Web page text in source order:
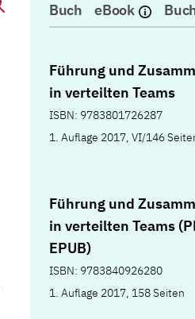
Buch eBook
Führung und
in verteilten Teams
ISBN: 9783801726287
1. Auflage 2017, VI/146
Führung und
in verteilten Teams
EPUB)
ISBN: 9783840926280
1. Auflage 2017, 158 Seiten